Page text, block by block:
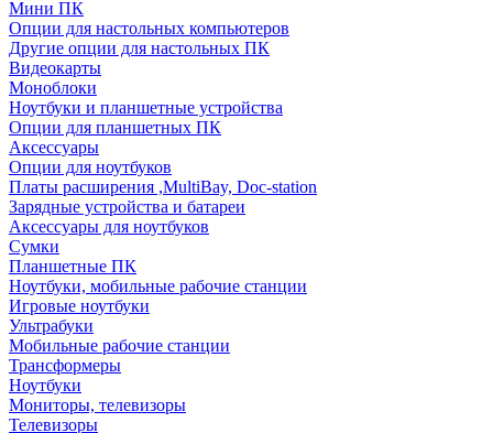
Мини ПК
Опции для настольных компьютеров
Другие опции для настольных ПК
Видеокарты
Моноблоки
Ноутбуки и планшетные устройства
Опции для планшетных ПК
Аксессуары
Опции для ноутбуков
Платы расширения ,MultiBay, Doc-station
Зарядные устройства и батареи
Аксессуары для ноутбуков
Сумки
Планшетные ПК
Ноутбуки, мобильные рабочие станции
Игровые ноутбуки
Ультрабуки
Мобильные рабочие станции
Трансформеры
Ноутбуки
Мониторы, телевизоры
Телевизоры